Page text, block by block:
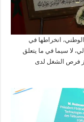
انخراطها في
لا سيما في ما يتعلق
فرص الشغل لدى